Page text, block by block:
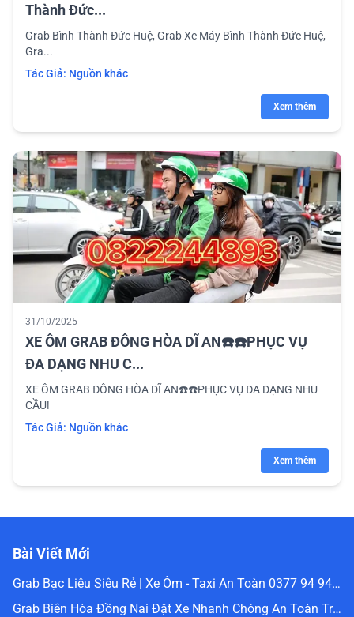
Thành Đức...
Grab Bình Thành Đức Huệ, Grab Xe Máy Bình Thành Đức Huệ,
Gra...
Tác Giả: Nguồn khác
Xem thêm
31/10/2025
XE ÔM GRAB ĐÔNG HÒA DĨ AN☎️☎️PHỤC VỤ
ĐA DẠNG NHU C...
XE ÔM GRAB ĐÔNG HÒA DĨ AN☎️☎️PHỤC VỤ ĐA DẠNG NHU
CẦU!
Tác Giả: Nguồn khác
Xem thêm
Bài Viết Mới
Grab Bạc Liêu Siêu Rẻ | Xe Ôm - Taxi An Toàn 0377 94 94 94
Grab Biên Hòa Đồng Nai Đặt Xe Nhanh Chóng An Toàn Trực Tuyến 0336488240